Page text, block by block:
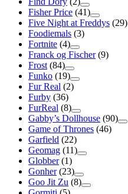
Fisher Price (41)
Five Night at Freddys (29)
Foodiemals (3)
Fortnite (4)
Franck og Fischer (9)
Frost (84)
Funko (19)
Fur Real (2)
Furby (36)
FurReal (8)
Gabby’s Dollhouse (90)
Game of Thrones (46)
Garfield (22)
Geomag (11)
Globber (1)
Gonher (23)
Goo Jit Zu (8)